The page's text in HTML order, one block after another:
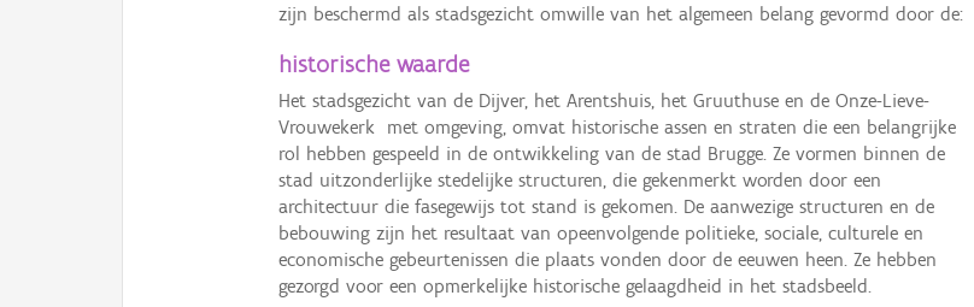
zijn beschermd als stadsgezicht omwille van het algemeen belang gevormd door de:
historische waarde
Het stadsgezicht van de Dijver, het Arentshuis, het Gruuthuse en de Onze-Lieve-
Vrouwekerk met omgeving, omvat historische assen en straten die een belangrijke
rol hebben gespeeld in de ontwikkeling van de stad Brugge. Ze vormen binnen de
stad uitzonderlijke stedelijke structuren, die gekenmerkt worden door een
architectuur die fasegewijs tot stand is gekomen. De aanwezige structuren en de
bebouwing zijn het resultaat van opeenvolgende politieke, sociale, culturele en
economische gebeurtenissen die plaats vonden door de eeuwen heen. Ze hebben
gezorgd voor een opmerkelijke historische gelaagdheid in het stadsbeeld.